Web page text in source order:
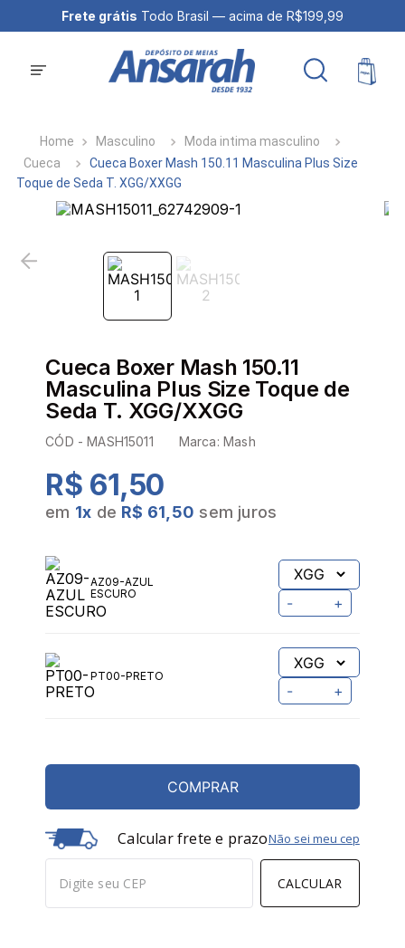
Frete grátis Todo Brasil — acima de R$199,99
Masculino
Moda intima masculino
Cueca
Cueca Boxer Mash 150.11 Masculina Plus Size
Toque de Seda T. XGG/XXGG
Cueca Boxer Mash 150.11
Masculina Plus Size Toque de
Seda T. XGG/XXGG
CÓD -MASH15011 Marca:Mash
R$ 61,50
em 1x de R$ 61,50 sem juros
AZ09-AZUL
ESCURO
- +
PT00-PRETO
- +
COMPRAR
Calcular frete e prazo
CALCULAR
Não sei meu cep